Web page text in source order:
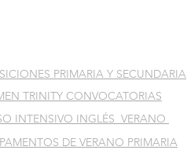
PRIMARIA Y SECUNDARIA
TRINITY CONVOCATORIAS
INTENSIVO INGLÉS VERANO
DE VERANO PRIMARIA